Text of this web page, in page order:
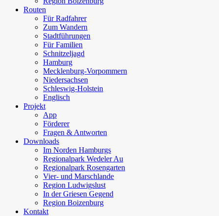
Routen
Für Radfahrer
Zum Wandern
Stadtführungen
Für Familien
Schnitzeljagd
Hamburg
Mecklenburg-Vorpommern
Niedersachsen
Schleswig-Holstein
Englisch
Projekt
App
Förderer
Fragen & Antworten
Downloads
Im Norden Hamburgs
Regionalpark Wedeler Au
Regionalpark Rosengarten
Vier- und Marschlande
Region Ludwigslust
In der Griesen Gegend
Region Boizenburg
Kontakt